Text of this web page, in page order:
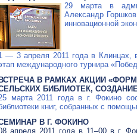
29 марта в
Александр
инновационной
— 3 апреля 2011 года в
международного турнира
ВСТРЕЧА В РАМКАХ АКЦИИ
БИБЛИОТЕК,
марта 2011 года в г. Фокино
книг, собранных с
В Г. ФОКИНО
апреля 2011 года в 11–00 в г.